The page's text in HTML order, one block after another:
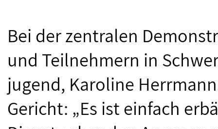
Bei der zentralen
und Teilnehmern in
jugend, Karoline
Gericht: „Es ist einfach